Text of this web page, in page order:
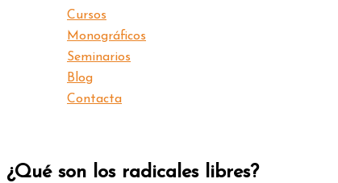
Cursos
Monográficos
Seminarios
Blog
Contacta
¿Qué son los radicales libres?